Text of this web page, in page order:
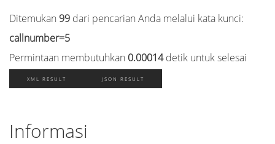
Ditemukan 99 dari pencarian Anda melalui kata kunci:
callnumber=5
Permintaan membutuhkan 0.00014detik untuk selesai
XML RESULT JSON RESULT
Informasi